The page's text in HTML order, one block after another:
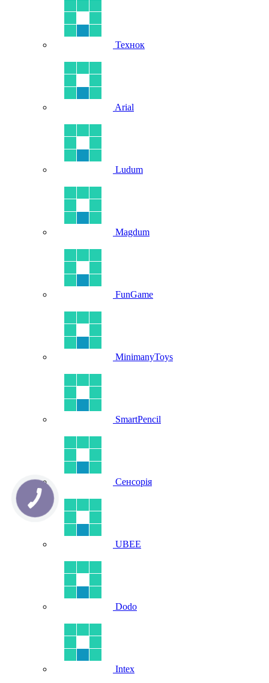
Технок
Arial
Ludum
Magdum
FunGame
MinimanyToys
SmartPencil
Сенсорія
UBEE
Dodo
Intex